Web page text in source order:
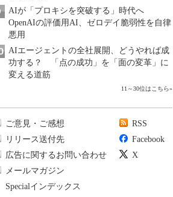
AIが「プロキシを突破する」時代へ
OpenAIの評価用AI、ゼロデイ脆弱性を自律
悪用
AIエージェントの全社展開、どうやれば成
功する？ 「点の成功」を「面の変革」に
変える道筋
11～30位はこちら»
ご意見・ご感想
リリース送付先
広告に関するお問い合わせ
メールマガジン
Specialインデックス
RSS
Facebook
X